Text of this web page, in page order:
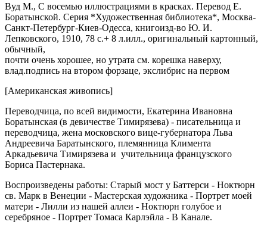
Вуд М., С восемью иллюстрациями в красках. Перевод Е.
Боратынской. Серия *Художественная библиотека*, Москва-
Санкт-Петербург-Киев-Одесса, книгоизд-во Ю. И.
Лепковского, 1910, 78 с.+ 8 л.илл., оригинальный картонный,
обычный,
почти очень хорошее, но утрата см. корешка наверху,
влад.подпись на втором форзаце, экслибрис на первом
[Американская живопись]
Переводчица, по всей видимости, Екатерина Ивановна
Боратынская (в девичестве Тимирязева) - писательница и
переводчица, жена московского вице-губернатора Льва
Андреевича Баратынского, племянница Климента
Аркадьевича Тимирязева и учительница французского
Бориса Пастернака.
Воспроизведены работы: Старый мост у Баттерси - Ноктюрн
св. Марк в Венеции - Мастерская художника - Портрет моей
матери - Лилли из нашей аллеи - Ноктюрн голубое и
серебряное - Портрет Томаса Карлэйла - В Канале.